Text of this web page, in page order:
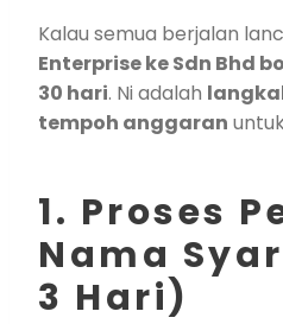
Kalau semua berjalan
Enterprise ke Sdn Bhd
30 hari. Ni adalah
tempoh anggaran
1. Proses
Nama
3 Hari)